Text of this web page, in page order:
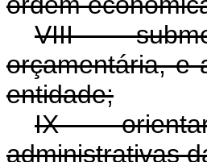
VIII -
orçamentária, e
entidade;
IX -
administrativas